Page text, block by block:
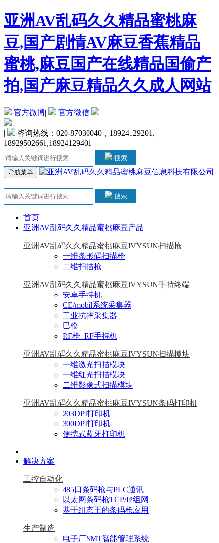
亚洲AV乱码久久精品蜜桃麻
豆,国产剧情AV麻豆香蕉精品
蜜桃,麻豆国产在线精品国偷产
拍,国产麻豆精品久久成人网站
官方微博| 官方微信
|
咨询热线：020-87030040，18924129201,
18929502661,18924129401
搜索
导航菜单
搜索
首页
亚洲AV乱码久久精品蜜桃麻豆产品
亚洲AV乱码久久精品蜜桃麻豆IVYSUN扫描枪
一维条形码扫描枪
二维扫描枪
亚洲AV乱码久久精品蜜桃麻豆IVYSUN手持终端
安卓手持机
CE/mobil系统采集器
工业抗摔采集器
巴枪
RF枪_RF手持机
亚洲AV乱码久久精品蜜桃麻豆IVYSUN扫描模块
一维激光扫描模块
一维红光扫描模块
二维影像式扫描模块
亚洲AV乱码久久精品蜜桃麻豆IVYSUN条码打印机
203DPI打印机
300DPI打印机
便携式蓝牙打印机
|
解决方案
工控自动化
485口条码枪与PLC通讯
以太网条码枪TCP/IP组网
基于组态王的条码枪应用
生产制造
电子厂SMT智能管理系统